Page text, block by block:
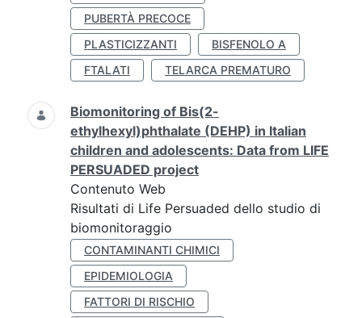
PUBERTÀ PRECOCE
PLASTICIZZANTI
BISFENOLO A
FTALATI
TELARCA PREMATURO
Biomonitoring of Bis(2-
ethylhexyl)phthalate (DEHP) in Italian
children and adolescents: Data from LIFE
PERSUADED project
Contenuto Web
Risultati di Life Persuaded dello studio di
biomonitoraggio
CONTAMINANTI CHIMICI
EPIDEMIOLOGIA
FATTORI DI RISCHIO